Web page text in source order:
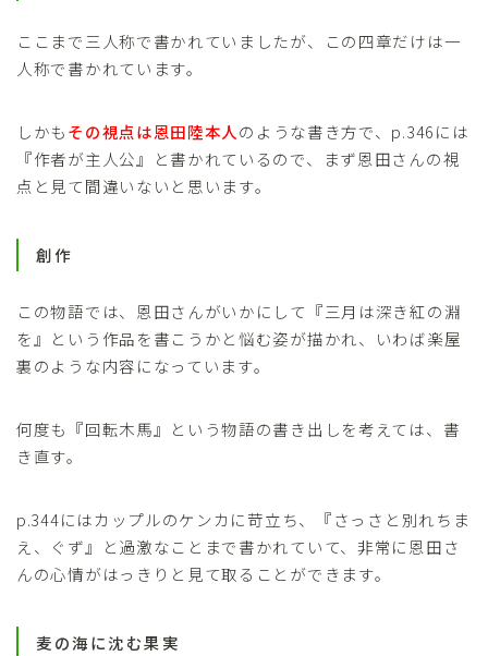
ここまで三人称で書かれていましたが、この四章だけは一
人称で書かれています。
しかもその視点は恩田陸本人のような書き方で、p.346には
『作者が主人公』と書かれているので、まず恩田さんの視
点と見て間違いないと思います。
創作
この物語では、恩田さんがいかにして『三月は深き紅の淵
を』という作品を書こうかと悩む姿が描かれ、いわば楽屋
裏のような内容になっています。
何度も『回転木馬』という物語の書き出しを考えては、書
き直す。
p.344にはカップルのケンカに苛立ち、『さっさと別れちま
え、ぐず』と過激なことまで書かれていて、非常に恩田さ
んの心情がはっきりと見て取ることができます。
麦の海に沈む果実